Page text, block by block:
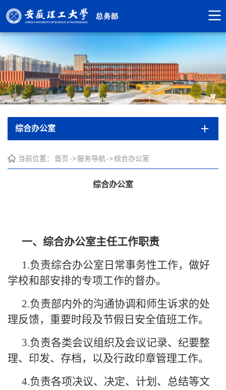
综合办公室
当前位置： 首页->服务导航->综合办公室
综合办公室
一、综合办公室主任工作职责
1.负责综合办公室日常事务性工作，做好
学校和部安排的专项工作的督办。
2.负责部内外的沟通协调和师生诉求的处
理反馈，重要时段及节假日安全值班工作。
3.负责各类会议组织及会议记录、纪要整
理、印发、存档，以及行政印章管理工作。
4.负责各项决议、决定、计划、总结等文